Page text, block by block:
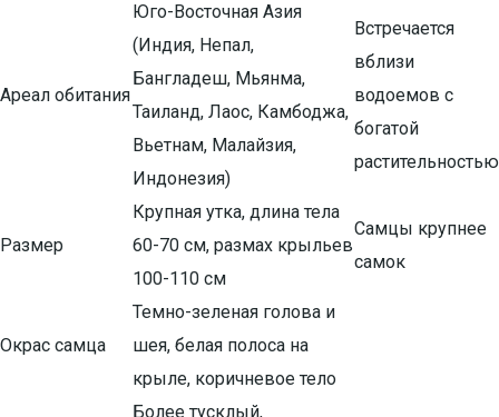
Ареал обитания
Юго-Восточная Азия
(Индия, Непал,
Бангладеш, Мьянма,
Таиланд, Лаос, Камбоджа,
Вьетнам, Малайзия,
Индонезия)
Встречается
вблизи
водоемов с
богатой
растительностью
Размер
Крупная утка, длина тела
60-70 см, размах крыльев
100-110 см
Самцы крупнее
самок
Окрас самца
Темно-зеленая голова и
шея, белая полоса на
крыле, коричневое тело
Более тусклый,